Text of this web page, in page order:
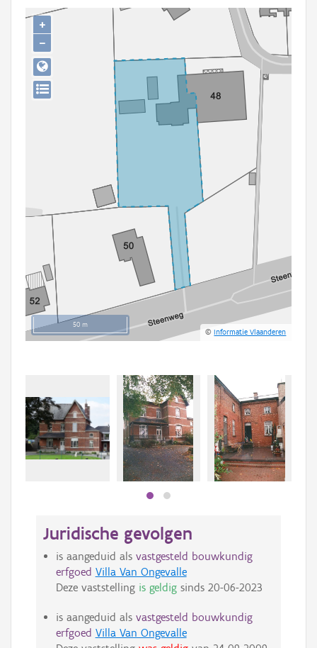
Gebeurtenis
Persoon of collectief
Downloads
50 m
©Informatie Vlaanderen
+
−
Juridische gevolgen
is aangeduid als vastgesteld bouwkundig
erfgoed Villa Van Ongevalle
Deze vaststelling is geldigsinds 20-06-2023
is aangeduid als vastgesteld bouwkundig
erfgoed Villa Van Ongevalle